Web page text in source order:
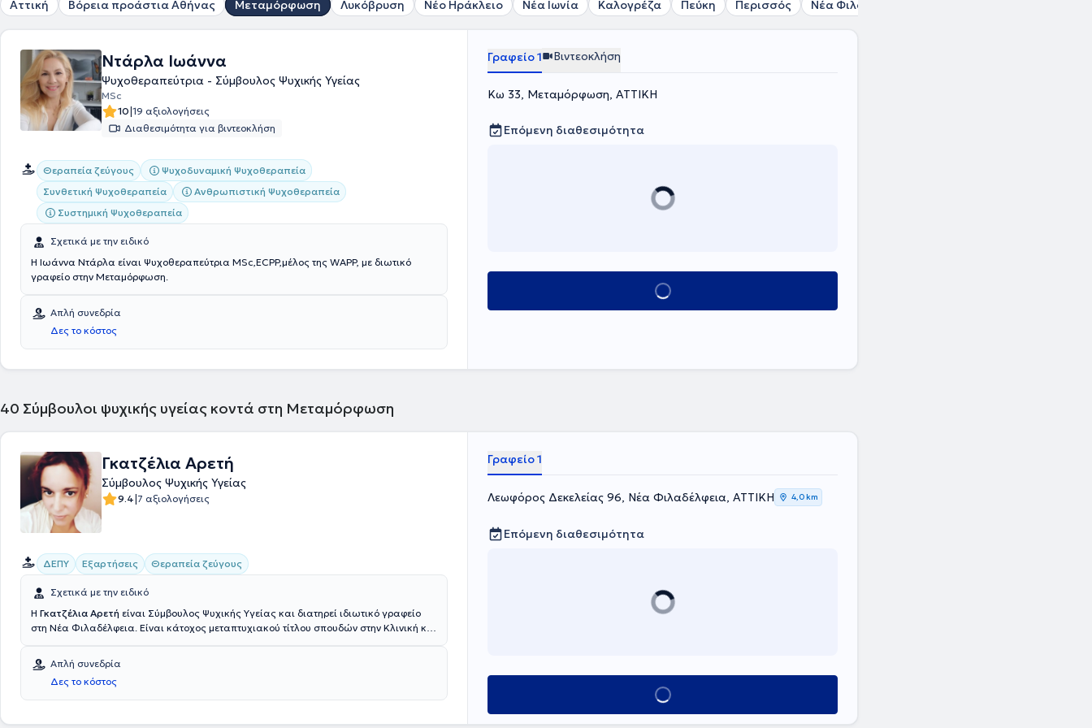
Αττική Βόρεια προάστια Αθήνας Μεταμόρφωση Λυκόβρυση Νέο Ηράκλειο Νέα Ιωνία Καλογρέζα Πεύκη Περισσός Νέα Φιλαδέλφεια
Ντάρλα Ιωάννα
Ψυχοθεραπεύτρια - Σύμβουλος Ψυχικής Υγείας
MSc
10|19 αξιολογήσεις
Διαθεσιμότητα για βιντεοκλήση
Θεραπεία ζεύγους
Ψυχοδυναμική Ψυχοθεραπεία
Συνθετική Ψυχοθεραπεία
Ανθρωπιστική Ψυχοθεραπεία
Συστημική Ψυχοθεραπεία
Σχετικά με την ειδικό
Η Ιωάννα Ντάρλα είναι Ψυχοθεραπεύτρια MSc,ECPP,μέλος της WAPP, με διωτικό
γραφείο στην Μεταμόρφωση.
Απλή συνεδρία
Δες το κόστος
Γραφείο 1 Βιντεοκλήση
Κω 33, Μεταμόρφωση, ΑΤΤΙΚΗ
Επόμενη διαθεσιμότητα
Κλείσε ραντεβού
40 Σύμβουλοι ψυχικής υγείας κοντά στη Μεταμόρφωση
Γκατζέλια Αρετή
Σύμβουλος Ψυχικής Υγείας
9.4|7 αξιολογήσεις
ΔΕΠΥ Εξαρτήσεις Θεραπεία ζεύγους
Σχετικά με την ειδικό
Η Γκατζέλια Αρετή είναι Σύμβουλος Ψυχικής Υγείας και διατηρεί ιδιωτικό γραφείο
στη Νέα Φιλαδέλφεια. Είναι κάτοχος μεταπτυχιακού τίτλου σπουδών στην Κλινική και
τμήματος Κοινωνιολογίας του Παντείου Πανεπιστημίου. Ολοκλήρωσε το πρόγραμμα
βασικής εκπαίδευσης στη Γνωσιακή - Συμπεριφοριστική Ψυχοθεραπεία και στην
Κλινική Υπνοθεραπεία στο Κέντρο Εφαρμοσμένης Συμβουλευτικής και
Ψυχοθεραπείας. Παράλληλα, εξειδικεύτηκε στην Ειδική Αγωγή, δηλαδή την
Απλή συνεδρία
Δες το κόστος
Γραφείο 1
Λεωφόρος Δεκελείας 96, Νέα Φιλαδέλφεια, ΑΤΤΙΚΗ 4,0 km
Επόμενη διαθεσιμότητα
Κλείσε ραντεβού